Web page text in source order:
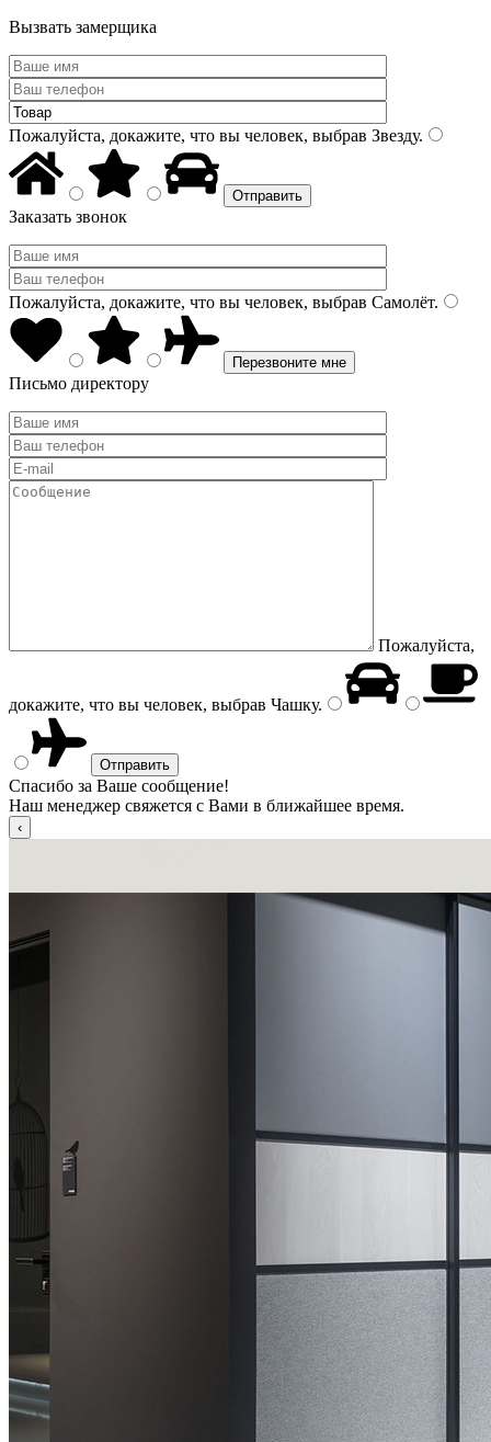
Вызвать замерщика
Пожалуйста, докажите, что вы человек, выбрав Звезду.
Заказать звонок
Пожалуйста, докажите, что вы человек, выбрав Самолёт.
Письмо директору
Пожалуйста,
докажите, что вы человек, выбрав Чашку.
Спасибо за Ваше сообщение!
Наш менеджер свяжется с Вами в ближайшее время.